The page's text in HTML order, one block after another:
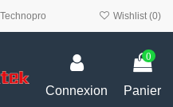
Wishlist (0)
Connexion
0
Panier